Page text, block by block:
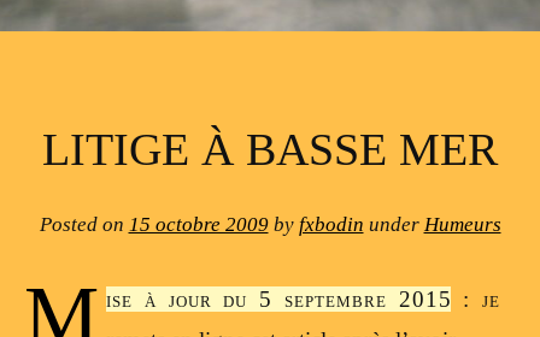
LITIGE À BASSE MER
Posted on 15 octobre 2009by fxbodin under Humeurs
M ise à jour du 5 septembre 2015 : je